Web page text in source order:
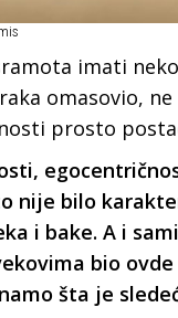
imati
omasovio,
prosto
nije bilo
i bake. A i
bio
šta je